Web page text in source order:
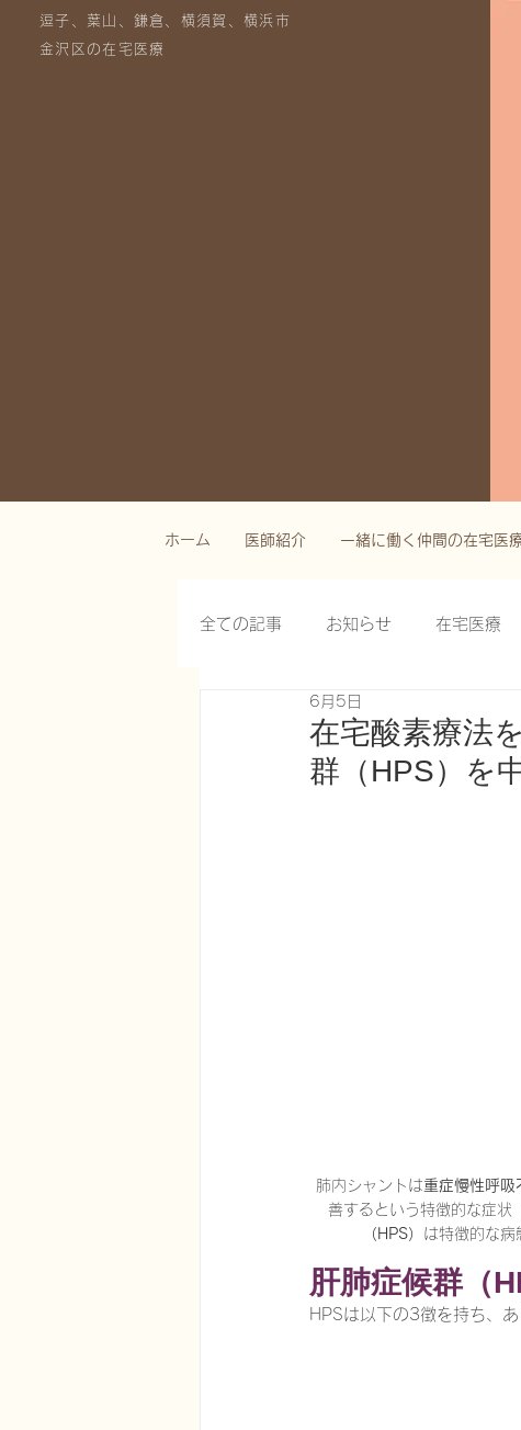
逗子、葉山、鎌倉、横須賀、横浜市
金沢区の在宅医療
ホーム 医師紹介 一緒に働く仲間の在宅医
全ての記事 お知らせ 在宅医療
栄養管理を科学する
認知症について家族へ向けて 認
神経障害性疼痛疼痛を科学する
在宅酸素療法
群（HPS）を
6月5日
肺内シャントは重症慢性呼吸
善するという特徴的な症状
（HPS） は特徴的な病
肝肺症候群（
HPSは以下の3徴を持ち、